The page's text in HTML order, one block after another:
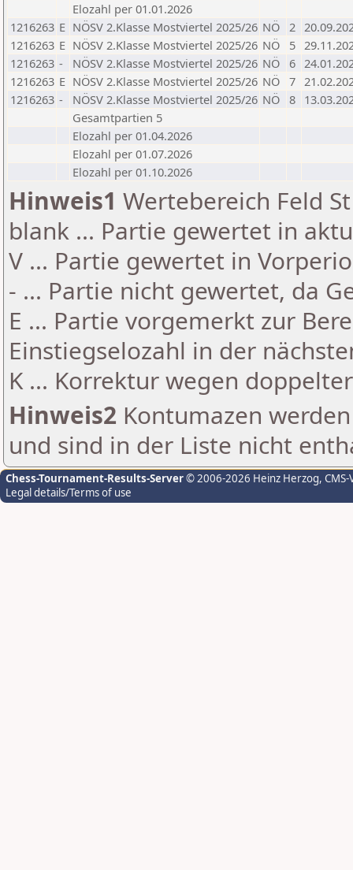
Elozahl per 01.01.2026
1216263 E NÖSV 2.Klasse Mostviertel 2025/26 NÖ 2
1216263 E NÖSV 2.Klasse Mostviertel 2025/26 NÖ 5
1216263 - NÖSV 2.Klasse Mostviertel 2025/26 NÖ 6
1216263 E NÖSV 2.Klasse Mostviertel 2025/26 NÖ 7
1216263 - NÖSV 2.Klasse Mostviertel 2025/26 NÖ 8
Gesamtpartien 5
Elozahl per 01.04.2026
Elozahl per 01.07.2026
Elozahl per 01.10.2026
Hinweis1 Wertebereich Feld
blank ... Partie gewertet in
V ... Partie gewertet in
- ... Partie nicht gewertet, da
E ... Partie vorgemerkt zur
Einstiegselozahl in der
K ... Korrektur wegen
Hinweis2 Kontumazen
und sind in der Liste nicht
Chess-Tournament-Results-Server© 2006-2026 Heinz Herzog,
Legal details/Terms of use